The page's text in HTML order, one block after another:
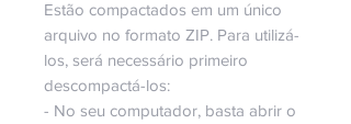
Estão compactados em um único
arquivo no formato ZIP. Para utilizá-
los, será necessário primeiro
descompactá-los:
- No seu computador, basta abrir o